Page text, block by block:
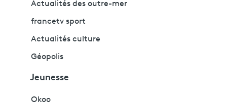
Actualités des outre-mer
francetv sport
Actualités culture
Géopolis
Jeunesse
Okoo